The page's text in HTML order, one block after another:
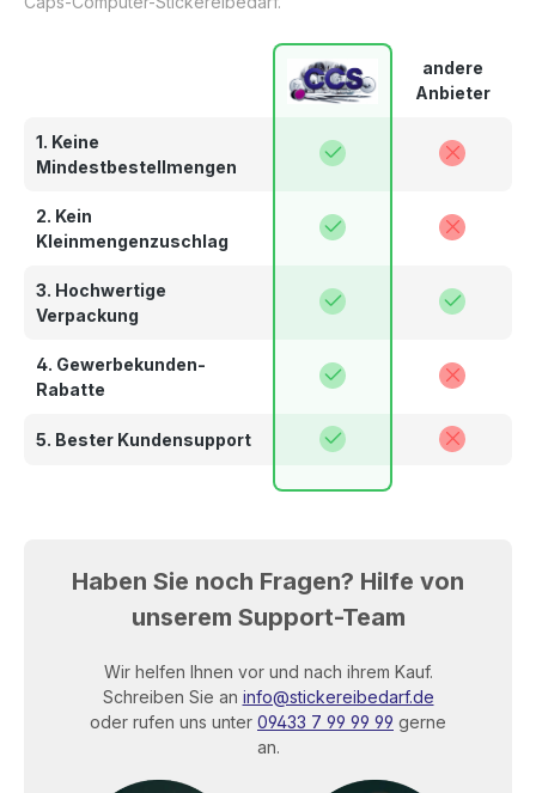
andere
Anbieter
1. Keine
Mindestbestellmengen
2. Kein
Kleinmengenzuschlag
3. Hochwertige
Verpackung
4. Gewerbekunden-
Rabatte
5. Bester Kundensupport
Haben Sie noch Fragen? Hilfe von
unserem Support-Team
Wir helfen Ihnen vor und nach ihrem Kauf.
Schreiben Sie an info@stickereibedarf.de
oder rufen uns unter 09433 7 99 99 99 gerne
an.